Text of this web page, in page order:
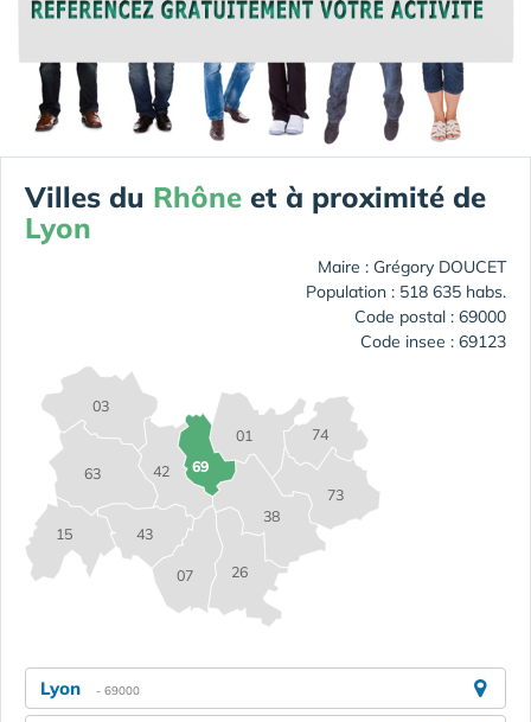
Villes du Rhône et à proximité de
Lyon
Maire : Grégory DOUCET
Population : 518 635 habs.
Code postal : 69000
Code insee : 69123
01
03
07
15
26
38
42
43
63 69
73
74
Lyon - 69000